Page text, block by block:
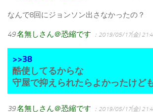
なんで8回にジョンソン出さなかったの？
49名無しさん＠恐縮です ：2019/05/17(金)
>>38
酷使してるからな
守屋で抑えられたらよかったけど
39名無しさん＠恐縮です ：2019/05/17(金)